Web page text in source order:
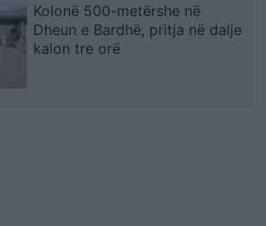
Kolonë 500-metërshe në
Dheun e Bardhë, pritja në dalje
kalon tre orë